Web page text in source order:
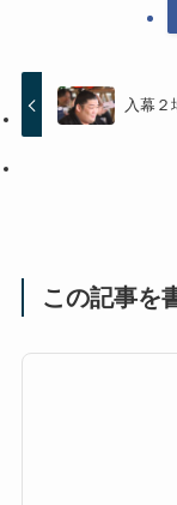
入幕
この記事を